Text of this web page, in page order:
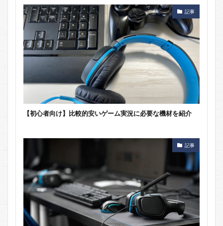
記事
【初心者向け】比較的安いゲーム実況に必要な機材を紹介
記事